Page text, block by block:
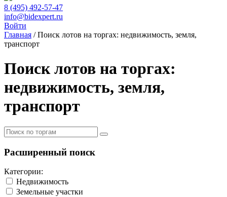
8 (495) 492-57-47
info@bidexpert.ru
Войти
Главная /Поиск лотов на торгах: недвижимость, земля,
транспорт
Поиск лотов на торгах:
недвижимость, земля,
транспорт
Расширенный поиск
Категории:
Недвижимость
Земельные участки